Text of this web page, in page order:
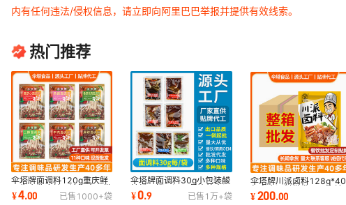
内有任何违法/侵权信息，请立即向阿里巴巴举报并提供有效线索。
热门推荐
伞塔牌面调料120g重庆鲜
面牛肉酱麻辣面凉面商用批
发餐饮源头工厂
¥4.00 已售 1000+袋
伞塔牌面调料30g小包装酸
辣粉干拌面汤面餐饮外卖调
料包厂家直销
¥0.9 已售 1万+袋
伞塔牌川派卤料128g*40
包卤肉调料批发四川麻辣卤
料包商用酱香卤
¥200.00